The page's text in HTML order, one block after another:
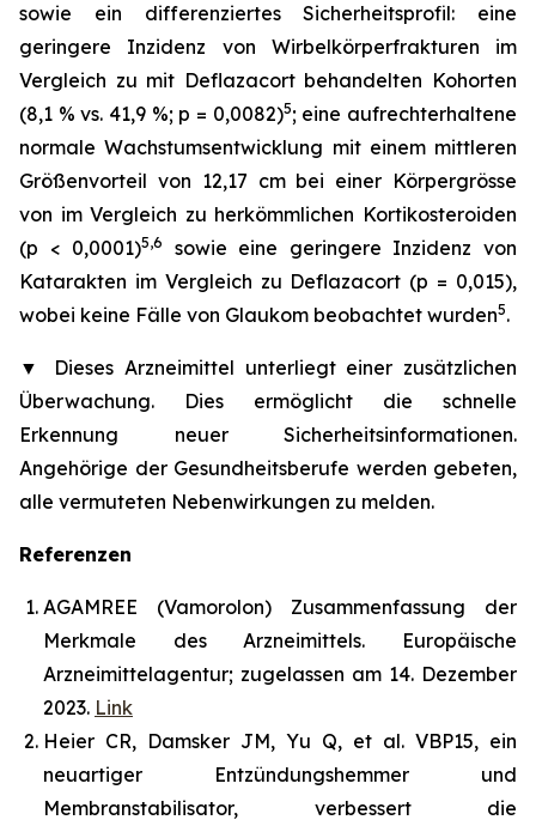
sowie ein differenziertes Sicherheitsprofil: eine
geringere Inzidenz von Wirbelkörperfrakturen im
Vergleich zu mit Deflazacort behandelten Kohorten
(8,1 % vs. 41,9 %; p = 0,0082)5; eine aufrechterhaltene
normale Wachstumsentwicklung mit einem mittleren
Größenvorteil von 12,17 cm bei einer Körpergrösse
von im Vergleich zu herkömmlichen Kortikosteroiden
(p < 0,0001)5,6
sowie eine geringere Inzidenz von
Katarakten im Vergleich zu Deflazacort (p = 0,015),
wobei keine Fälle von Glaukom beobachtet wurden5.
▼ Dieses Arzneimittel unterliegt einer zusätzlichen
Überwachung. Dies ermöglicht die schnelle
Erkennung neuer Sicherheitsinformationen.
Angehörige der Gesundheitsberufe werden gebeten,
alle vermuteten Nebenwirkungen zu melden.
Referenzen
AGAMREE (Vamorolon) Zusammenfassung der
Merkmale des Arzneimittels. Europäische
Arzneimittelagentur; zugelassen am 14. Dezember
2023. Link
Heier CR, Damsker JM, Yu Q, et al. VBP15, ein
neuartiger Entzündungshemmer und
Membranstabilisator, verbessert die